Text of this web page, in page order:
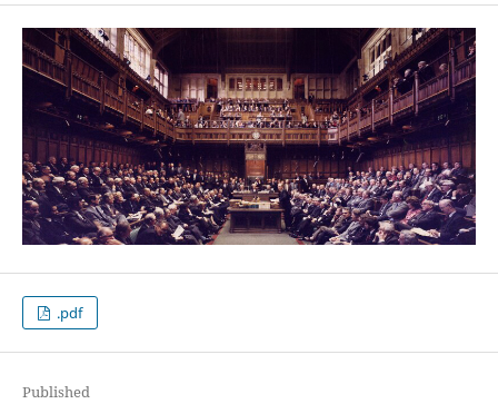
.pdf
Published